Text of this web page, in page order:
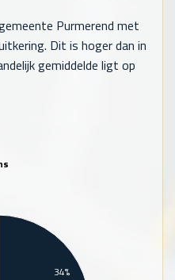
Purmerend met
Dit is hoger dan in
gemiddelde ligt op
34%